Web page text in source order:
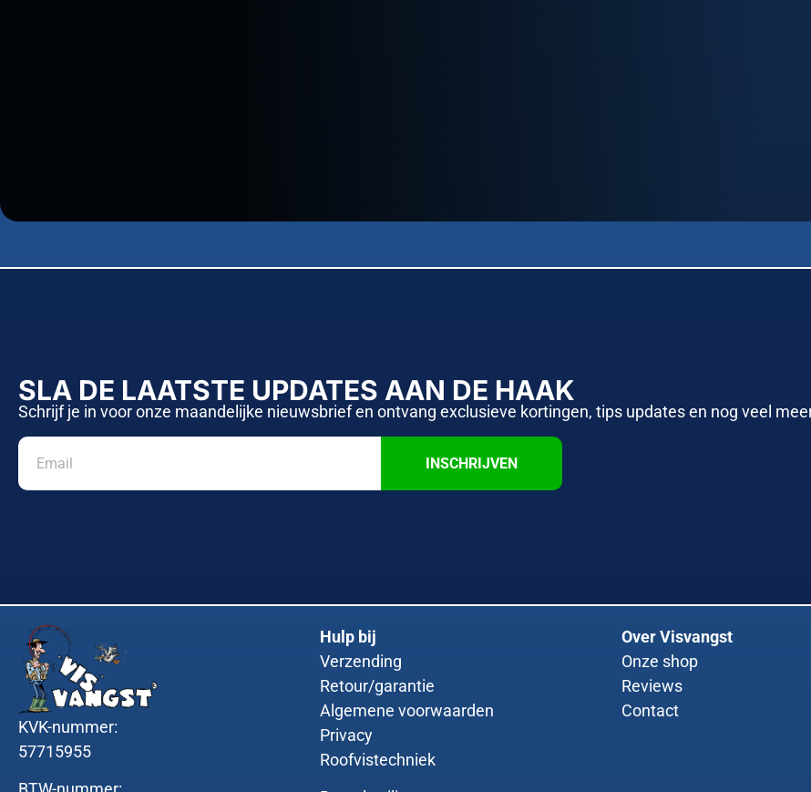
SLA DE LAATSTE UPDATES AAN DE HAAK
Schrijf je in voor onze maandelijke nieuwsbrief en ontvang exclusieve kortingen, tips updates en nog veel
INSCHRIJVEN
KVK-nummer:
57715955
Hulp bij
Verzending
Retour/garantie
Algemene voorwaarden
Privacy
Roofvistechniek
Over Visvangst
Onze shop
Reviews
Contact